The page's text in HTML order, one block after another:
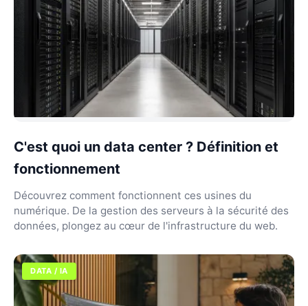
C'est quoi un data center ? Définition et
fonctionnement
Découvrez comment fonctionnent ces usines du
numérique. De la gestion des serveurs à la sécurité des
données, plongez au cœur de l'infrastructure du web.
DATA / IA